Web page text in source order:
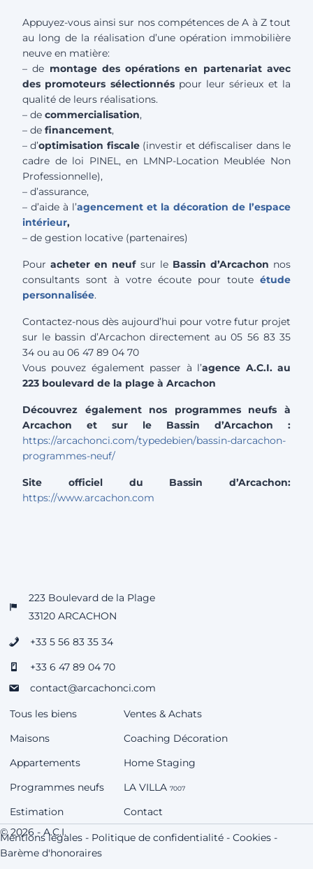
Appuyez-vous ainsi sur nos compétences de A à Z tout
au long de la réalisation d’une opération immobilière
neuve en matière:
– de montage des opérations en partenariat avec
des promoteurs sélectionnéspour leur sérieux et la
qualité de leurs réalisations.
– de commercialisation,
– de financement,
– d’optimisation fiscale(investir et défiscaliser dans le
cadre de loi PINEL, en LMNP-Location Meublée Non
Professionnelle),
– d’assurance,
– d’aide à l’agencement et la décoration de l’espace
intérieur,
– de gestion locative (partenaires)
Pouracheter en neufsur le Bassin d’Arcachon nos
consultants sont à votre écoute pour toute étude
personnalisée.
Contactez-nous dès aujourd’hui pour votre futur projet
sur le bassin d’Arcachon directement au 05 56 83 35
34 ou au 06 47 89 04 70
Vous pouvez également passer à l’agence A.C.I. au
223 boulevard de la plage à Arcachon
Découvrez également nos programmes neufs à
Arcachon et sur le Bassin d’Arcachon :
https://arcachonci.com/typedebien/bassin-darcachon-
programmes-neuf/
Site officiel du Bassin d’Arcachon:
https://www.arcachon.com
223 Boulevard de la Plage
33120 ARCACHON
+33 5 56 83 35 34
+33 6 47 89 04 70
contact@arcachonci.com
Tous les biens
Maisons
Appartements
Programmes neufs
Estimation
Ventes & Achats
Coaching Décoration
Home Staging
LA VILLA 7007
Contact
Mentions légales - Politique de confidentialité - Cookies -
Barème d'honoraires
© 2026 - A.C.I.